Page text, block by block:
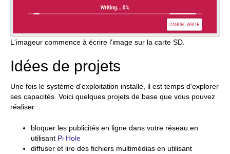
L'imageur commence à écrire l'image sur la carte SD.
Idées de projets
Une fois le système d'exploitation installé, il est temps d'explorer
ses capacités. Voici quelques projets de base que vous pouvez
réaliser :
bloquer les publicités en ligne dans votre réseau en
utilisant Pi Hole
diffuser et lire des fichiers multimédias en utilisant